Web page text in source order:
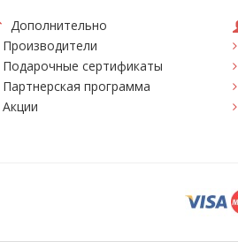
Дополнительно
Производители
Подарочные сертификаты
Партнерская программа
Акции